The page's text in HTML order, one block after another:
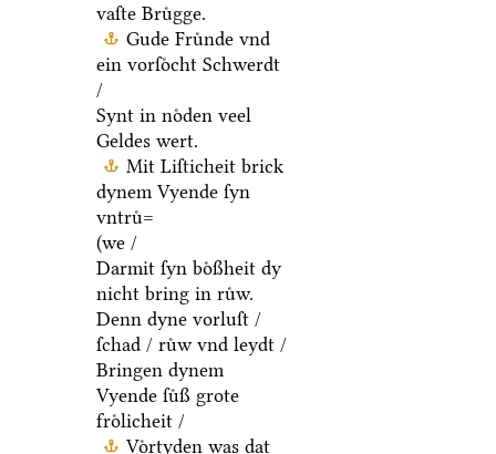
vaſte Bruͤgge.
Gude Fruͤnde vnd
ein vorſoͤcht Schwerdt
/
Synt in noͤden veel
Geldes wert.
Mit Liſticheit brick
dynem Vyende ſyn
vntruͤ=
(we /
Darmit ſyn boͤßheit dy
nicht bring in ruͤw.
Denn dyne vorluſt /
ſchad / ruͤw vnd leydt /
Bringen dynem
Vyende ſuͤß grote
froͤlicheit /
Voͤrtyden was dat